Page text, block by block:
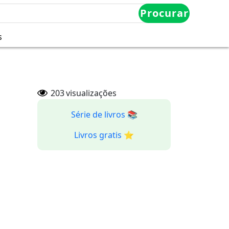
Procurar
203visualizações
Série de livros 📚
Livros gratis ⭐️